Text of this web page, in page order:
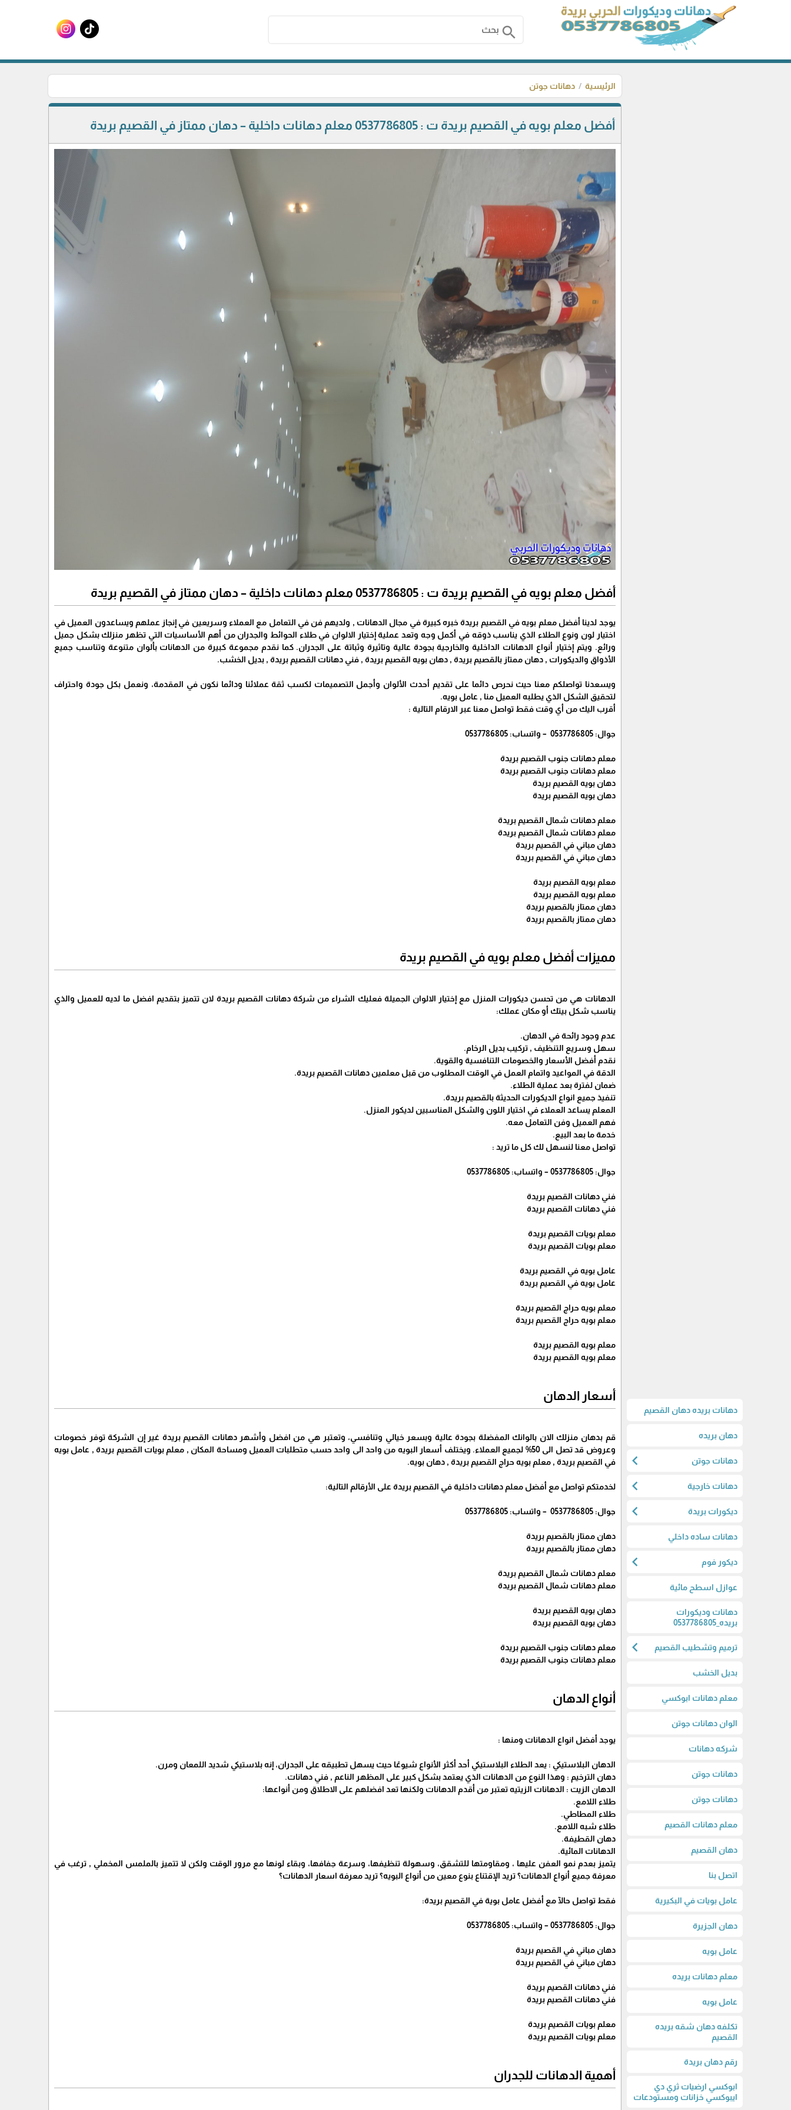
search
دهانات بريده دهان القصيم
دهان بريده
دهانات جوتن chevron_left
دهانات خارجية chevron_left
ديكورات بريدة chevron_left
دهانات ساده داخلي
ديكور فوم chevron_left
عوازل اسطح مائية
دهانات وديكورات
بريده_0537786805
ترميم وتشطيب القصيم chevron_left
بديل الخشب
معلم دهانات ابوكسي
الوان دهانات جوتن
شركه دهانات
دهانات جوتن
دهانات جوتن
معلم دهانات القصيم
دهان القصيم
اتصل بنا
عامل بويات في البكيرية
دهان الجزيرة
عامل بويه
معلم دهانات بريده
عامل بويه
تكلفه دهان شقه بريده
القصيم
رقم دهان بريدة
ابوكسي ارضيات ثري دي
ايبوكسي خزانات ومستودعات
الرئيسية دهانات جوتن
أفضل معلم بويه في القصيم بريدة ت : 0537786805 معلم دهانات داخلية – دهان ممتاز في القصيم بريدة
أفضل معلم بويه في القصيم بريدة ت : 0537786805 معلم دهانات داخلية – دهان ممتاز في القصيم بريدة
يوجد لدينا أفضل معلم بويه في القصيم بريدة خبره كبيرة في مجال الدهانات , ولديهم فن في التعامل مع العملاء وسريعين في إنجاز عملهم ويساعدون العميل في
اختيار لون ونوع الطلاء الذي يناسب ذوقه في أكمل وجه وتعد عملية إختيار الالوان في طلاء الحوائط والجدران من أهم الأساسيات التي تظهر منزلك بشكل جميل
ورائع. ويتم إختيار أنواع الدهانات الداخلية والخارجية بجودة عالية وتاثيرة وثباتة على الجدران. كما نقدم مجموعة كبيرة من الدهانات بألوان متنوعة وتناسب جميع
الأذواق والديكورات , دهان ممتاز بالقصيم بريدة , دهان بويه القصيم بريدة , فني دهانات القصيم بريدة , بديل الخشب.
ويسعدنا تواصلكم معنا حيث نحرص دائما على تقديم أحدث الألوان وأجمل التصميمات لكسب ثقة عملائنا ودائما نكون في المقدمة، ونعمل بكل جودة واحتراف
لتحقيق الشكل الذي يطلبه العميل منا , عامل بويه.
أقرب اليك من أي وقت فقط تواصل معنا عبر الارقام التالية :
جوال: 0537786805 – واتساب: 0537786805
معلم دهانات جنوب القصيم بريدة
معلم دهانات جنوب القصيم بريدة
دهان بويه القصيم بريدة
دهان بويه القصيم بريدة
معلم دهانات شمال القصيم بريدة
معلم دهانات شمال القصيم بريدة
دهان مباني في القصيم بريدة
دهان مباني في القصيم بريدة
معلم بويه القصيم بريدة
معلم بويه القصيم بريدة
دهان ممتاز بالقصيم بريدة
دهان ممتاز بالقصيم بريدة
مميزات أفضل معلم بويه في القصيم بريدة
الدهانات هي من تحسن ديكورات المنزل مع إختيار الالوان الجميلة فعليك الشراء من شركة دهانات القصيم بريدة لان تتميز بتقديم افضل ما لديه للعميل والذي
يناسب شكل بيتك أو مكان عملك:
عدم وجود رائحة في الدهان.
سهل وسريع التنظيف , تركيب بديل الرخام.
نقدم أفضل الأسعار والخصومات التنافسية والقوية.
الدقة في المواعيد واتمام العمل في الوقت المطلوب من قبل معلمين دهانات القصيم بريدة.
ضمان لفترة بعد عملية الطلاء.
تنفيذ جميع انواع الديكورات الحديثة بالقصيم بريدة.
المعلم يساعد العملاء في اختيار اللون والشكل المناسبين لديكور المنزل.
فهم العميل وفن التعامل معه.
خدمة ما بعد البيع.
تواصل معنا لنسهل لك كل ما تريد :
جوال: 0537786805 – واتساب: 0537786805
فني دهانات القصيم بريدة
فني دهانات القصيم بريدة
معلم بويات القصيم بريدة
معلم بويات القصيم بريدة
عامل بويه في القصيم بريدة
عامل بويه في القصيم بريدة
معلم بويه حراج القصيم بريدة
معلم بويه حراج القصيم بريدة
معلم بويه القصيم بريدة
معلم بويه القصيم بريدة
أسعار الدهان
قم بدهان منزلك الان بالوانك المفضلة بجودة عالية وبسعر خيالي وتنافسي، وتعتبر هي من افضل وأشهر دهانات القصيم بريدة غير إن الشركة توفر خصومات
وعروض قد تصل الى 50% لجميع العملاء. ويختلف أسعار البويه من واحد الى واحد حسب متطلبات العميل ومساحة المكان , معلم بويات القصيم بريدة , عامل بويه
في القصيم بريدة , معلم بويه حراج القصيم بريدة , دهان بويه.
لخدمتكم تواصل مع أفضل معلم دهانات داخلية في القصيم بريدة على الأرقالم التالية:
جوال: 0537786805 – واتساب: 0537786805
دهان ممتاز بالقصيم بريدة
دهان ممتاز بالقصيم بريدة
معلم دهانات شمال القصيم بريدة
معلم دهانات شمال القصيم بريدة
دهان بويه القصيم بريدة
دهان بويه القصيم بريدة
معلم دهانات جنوب القصيم بريدة
معلم دهانات جنوب القصيم بريدة
أنواع الدهان
يوجد أفضل انواع الدهانات ومنها :
الدهان البلاستيكي : يعد الطلاء البلاستيكي أحد أكثر الأنواع شيوعًا حيث يسهل تطبيقه على الجدران، إنه بلاستيكي شديد اللمعان ومرن.
دهان الترخيم : وهذا النوع من الدهانات الذي يعتمد بشكل كبير على المظهر الناعم , فني دهانات.
الدهان الزيت : الدهانات الزيتيه تعتبر من أقدم الدهانات ولكنها تعد افضلهم على الاطلاق ومن أنواعها:
طلاء اللامع.
طلاء المطاطي.
طلاء شبه اللامع.
دهان القطيفة.
الدهانات المائية.
يتميز بعدم نمو العفن عليها ، ومقاومتها للتشقق، وسهولة تنظيفها، وسرعة جفافها، وبقاء لونها مع مرور الوقت ولكن لا تتميز بالملمس المخملي , ترغب في
معرفة جميع أنواع الدهانات؟ تريد الإقتناع بنوع معين من أنواع البويه؟ تريد معرفة اسعار الدهانات؟
فقط تواصل حالآ مع أفضل عامل بوية في القصيم بريدة:
جوال: 0537786805 – واتساب: 0537786805
دهان مباني في القصيم بريدة
دهان مباني في القصيم بريدة
فني دهانات القصيم بريدة
فني دهانات القصيم بريدة
معلم بويات القصيم بريدة
معلم بويات القصيم بريدة
أهمية الدهانات للجدران